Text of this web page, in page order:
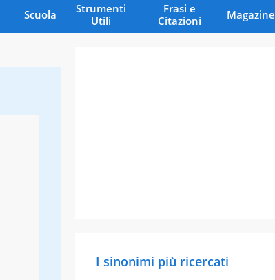
Scuola
Strumenti
Utili
Frasi e
Citazioni
Magazine
I sinonimi più ricercati